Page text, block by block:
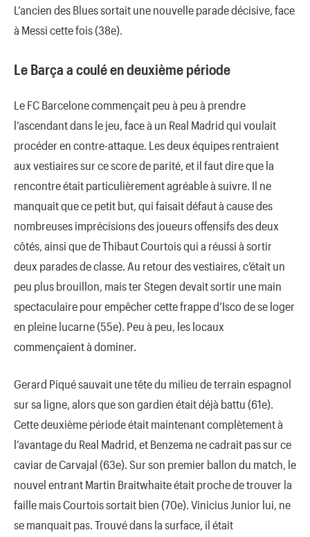
L’ancien des Blues sortait une nouvelle parade décisive, face
à Messi cette fois (38e).
Le Barça a coulé en deuxième période
Le FC Barcelone commençait peu à peu à prendre
l’ascendant dans le jeu, face à un Real Madrid qui voulait
procéder en contre-attaque. Les deux équipes rentraient
aux vestiaires sur ce score de parité, et il faut dire que la
rencontre était particulièrement agréable à suivre. Il ne
manquait que ce petit but, qui faisait défaut à cause des
nombreuses imprécisions des joueurs offensifs des deux
côtés, ainsi que de Thibaut Courtois qui a réussi à sortir
deux parades de classe. Au retour des vestiaires, c’était un
peu plus brouillon, mais ter Stegen devait sortir une main
spectaculaire pour empêcher cette frappe d’Isco de se loger
en pleine lucarne (55e). Peu à peu, les locaux
commençaient à dominer.
Gerard Piqué sauvait une tête du milieu de terrain espagnol
sur sa ligne, alors que son gardien était déjà battu (61e).
Cette deuxième période était maintenant complètement à
l’avantage du Real Madrid, et Benzema ne cadrait pas sur ce
caviar de Carvajal (63e). Sur son premier ballon du match, le
nouvel entrant Martin Braitwhaite était proche de trouver la
faille mais Courtois sortait bien (70e). Vinicius Junior lui, ne
se manquait pas. Trouvé dans la surface, il était